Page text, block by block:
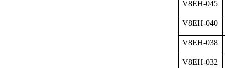
V8EH-045
V8EH-040
V8EH-038
V8EH-032